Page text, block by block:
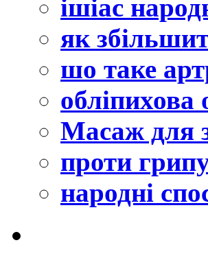
ішіас
як
шо таке
обліпихова
Масаж для
проти
народні